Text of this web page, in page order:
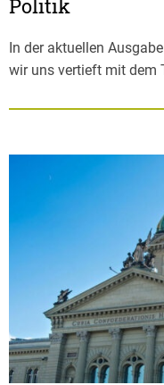
Politik
In der aktuellen
wir uns vertieft mit dem